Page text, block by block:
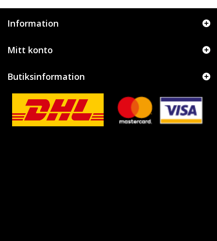
Information
Mitt konto
Butiksinformation